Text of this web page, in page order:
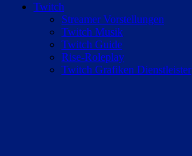
Twitch
Streamer Vorstellungen
Twitch Musik
Twitch Guide
Rise-Roleplay
Twitch Grafiken Dienstleister